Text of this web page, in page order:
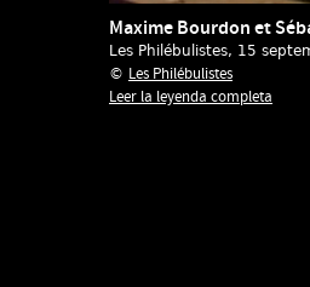
Maxime Bourdon et
Les Philébulistes, 15
© Les Philébulistes
Leer la leyenda completa